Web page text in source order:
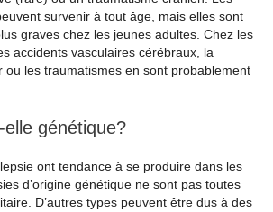
survenir à tout âge, mais elles sont
graves chez les jeunes adultes. Chez les
accidents vasculaires cérébraux, la
ou les traumatismes en sont probablement
elle génétique?
ont tendance à se produire dans les
d’origine génétique ne sont pas toutes
D’autres types peuvent être dus à des